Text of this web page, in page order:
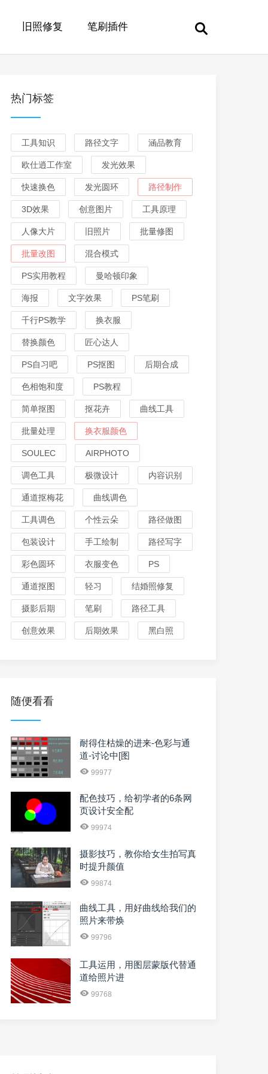
旧照修复 笔刷插件
热门标签
工具知识 路径文字 涵品教育
欧仕逍工作室 发光效果
快速换色 发光圆环 路径制作
3D效果 创意图片 工具原理
人像大片 旧照片 批量修图
批量改图 混合模式
PS实用教程 曼哈顿印象
海报 文字效果 PS笔刷
千行PS教学 换衣服
替换颜色 匠心达人
PS自习吧 PS抠图 后期合成
色相饱和度 PS教程
简单抠图 抠花卉 曲线工具
批量处理 换衣服颜色
SOULEC AIRPHOTO
调色工具 极微设计 内容识别
通道抠梅花 曲线调色
工具调色 个性云朵 路径做图
包装设计 手工绘制 路径写字
彩色圆环 衣服变色 PS
通道抠图 轻习 结婚照修复
摄影后期 笔刷 路径工具
创意效果 后期效果 黑白照
随便看看
耐得住枯燥的进来-色彩与通
道-讨论中[图
99977
配色技巧，给初学者的6条网
页设计安全配
99974
摄影技巧，教你给女生拍写真
时提升颜值
99874
曲线工具，用好曲线给我们的
照片来带焕
99796
工具运用，用图层蒙版代替通
道给照片进
99768